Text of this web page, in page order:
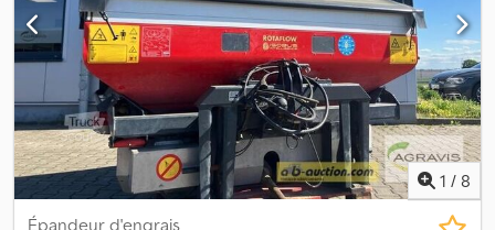
1 / 8
Épandeur d'engrais